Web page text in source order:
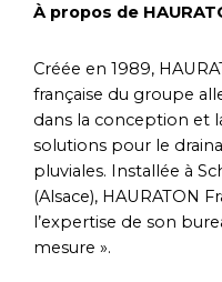
À propos de
Créée en 1989,
française du groupe
dans la conception et
solutions pour le
pluviales. Installée à
(Alsace), HAURATON
l’expertise de son
mesure ».